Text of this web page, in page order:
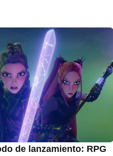
de lanzamiento: RPG